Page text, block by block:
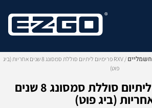
Return to home
Open primary
/ RXV פרימיום ליתיום סוללת סמסונג 8 שנים אחריות (ביג
פוט)
RXV פרימיום ליתיום סוללת סמסונג 8 שנים
(ביג פוט)